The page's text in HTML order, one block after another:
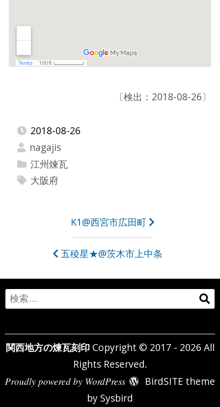
〔検出：2018-08-26〕
2018-08-26
nagajis
江州煉瓦
大阪府
ビ
ゲ
ー
シ
ョ
K1@西宮市広田町
五稜星★@茨木市上中条
Search
for:
関西地方の煉瓦刻印 Copyright © 2017 - 2026 All
Rights Reserved.
Proudly powered by WordPress
BirdSITE theme
by Sysbird